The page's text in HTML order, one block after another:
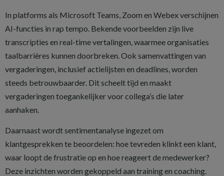
In platforms als Microsoft Teams, Zoom en Webex verschijnen
AI-functies in rap tempo. Bekende voorbeelden zijn live
transcripties en real-time vertalingen, waarmee organisaties
taalbarrières kunnen doorbreken. Ook samenvattingen van
vergaderingen, inclusief actielijsten en deadlines, worden
steeds betrouwbaarder. Dit scheelt tijd en maakt
vergaderingen toegankelijker voor collega’s die later
aanhaken.
Daarnaast wordt sentimentanalyse ingezet om
klantgesprekken te beoordelen: hoe tevreden klinkt een klant,
waar loopt de frustratie op en hoe reageert de medewerker?
Deze inzichten worden gekoppeld aan training en coaching.